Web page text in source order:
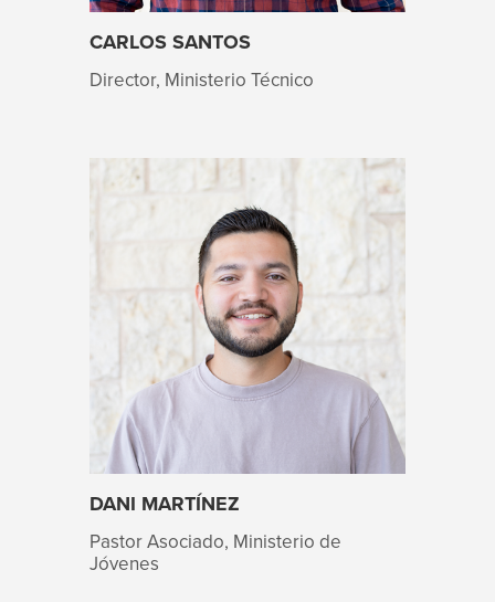
CARLOS SANTOS
Director, Ministerio Técnico
DANI MARTÍNEZ
Pastor Asociado, Ministerio de
Jóvenes